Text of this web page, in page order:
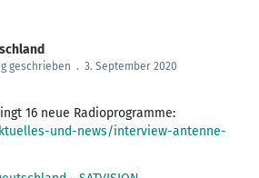
hören. Die Zahl der UKW Radios
→
geschrieben . 3. September 2020
16 neue Radioprogramme:
und-news/interview-antenne-